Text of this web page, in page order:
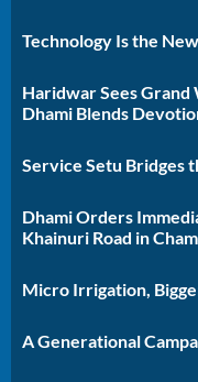
Technology Is the
Haridwar Sees
Dhami Blends
Service Setu Bridges
Dhami Orders
Khainuri Road in
Micro Irrigation,
A Generational